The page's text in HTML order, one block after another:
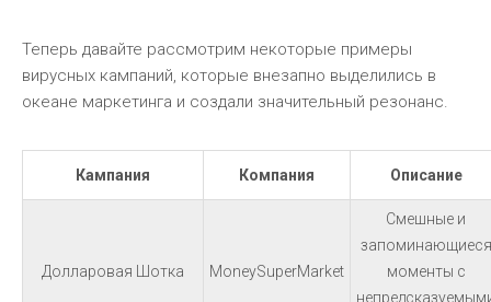
Теперь давайте рассмотрим некоторые примеры
вирусных кампаний, которые внезапно выделились в
океане маркетинга и создали значительный резонанс.
Кампания Компания Описание
Долларовая Шотка MoneySuperMarket
Смешные и
запоминающиеся
моменты с